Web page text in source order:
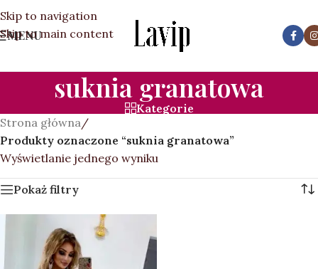
Skip to navigation
Skip to main content
MENU
suknia granatowa
Kategorie
Strona główna/
Produkty oznaczone “suknia granatowa”
Wyświetlanie jednego wyniku
Pokaż filtry